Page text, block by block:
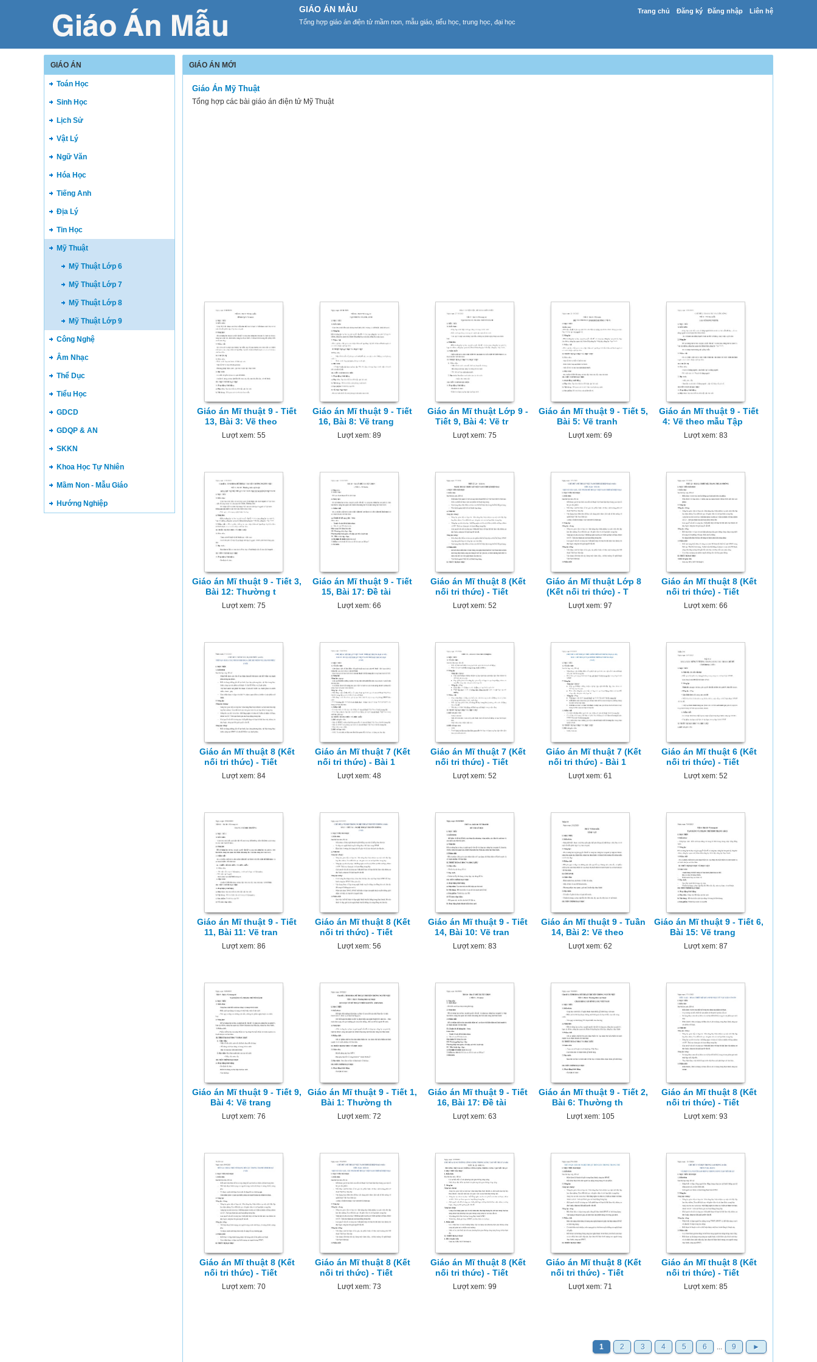
Trang chủ Đăng ký Đăng nhập Liên hệ
GIÁO ÁN MẪU
Tổng hợp giáo án điện tử mầm non, mẫu giáo, tiểu học, trung học, đại học
GIÁO ÁN
Toán Học
Sinh Học
Lịch Sử
Vật Lý
Ngữ Văn
Hóa Học
Tiếng Anh
Địa Lý
Tin Học
Mỹ Thuật
Mỹ Thuật Lớp 6
Mỹ Thuật Lớp 7
Mỹ Thuật Lớp 8
Mỹ Thuật Lớp 9
Công Nghệ
Âm Nhạc
Thể Dục
Tiểu Học
GDCD
GDQP & AN
SKKN
Khoa Học Tự Nhiên
Mầm Non - Mẫu Giáo
Hướng Nghiệp
GIÁO ÁN MỚI
Giáo Án Mỹ Thuật
Tổng hợp các bài giáo án điện tử Mỹ Thuật
Giáo án Mĩ thuật 9 - Tiết
13, Bài 3: Vẽ theo
Lượt xem: 55
Giáo án Mĩ thuật 9 - Tiết
16, Bài 8: Vẽ trang
Lượt xem: 89
Giáo án Mĩ thuật Lớp 9 -
Tiết 9, Bài 4: Vẽ tr
Lượt xem: 75
Giáo án Mĩ thuật 9 - Tiết 5,
Bài 5: Vẽ tranh
Lượt xem: 69
Giáo án Mĩ thuật 9 - Tiết
4: Vẽ theo mẫu Tập
Lượt xem: 83
Giáo án Mĩ thuật 9 - Tiết 3,
Bài 12: Thường t
Lượt xem: 75
Giáo án Mĩ thuật 9 - Tiết
15, Bài 17: Đề tài
Lượt xem: 66
Giáo án Mĩ thuật 8 (Kết
nối tri thức) - Tiết
Lượt xem: 52
Giáo án Mĩ thuật Lớp 8
(Kết nối tri thức) - T
Lượt xem: 97
Giáo án Mĩ thuật 8 (Kết
nối tri thức) - Tiết
Lượt xem: 66
Giáo án Mĩ thuật 8 (Kết
nối tri thức) - Tiết
Lượt xem: 84
Giáo án Mĩ thuật 7 (Kết
nối tri thức) - Bài 1
Lượt xem: 48
Giáo án Mĩ thuật 7 (Kết
nối tri thức) - Tiết
Lượt xem: 52
Giáo án Mĩ thuật 7 (Kết
nối tri thức) - Bài 1
Lượt xem: 61
Giáo án Mĩ thuật 6 (Kết
nối tri thức) - Tiết
Lượt xem: 52
Giáo án Mĩ thuật 9 - Tiết
11, Bài 11: Vẽ tran
Lượt xem: 86
Giáo án Mĩ thuật 8 (Kết
nối tri thức) - Tiết
Lượt xem: 56
Giáo án Mĩ thuật 9 - Tiết
14, Bài 10: Vẽ tran
Lượt xem: 83
Giáo án Mĩ thuật 9 - Tuần
14, Bài 2: Vẽ theo
Lượt xem: 62
Giáo án Mĩ thuật 9 - Tiết 6,
Bài 15: Vẽ trang
Lượt xem: 87
Giáo án Mĩ thuật 9 - Tiết 9,
Bài 4: Vẽ trang
Lượt xem: 76
Giáo án Mĩ thuật 9 - Tiết 1,
Bài 1: Thường th
Lượt xem: 72
Giáo án Mĩ thuật 9 - Tiết
16, Bài 17: Đề tài
Lượt xem: 63
Giáo án Mĩ thuật 9 - Tiết 2,
Bài 6: Thường th
Lượt xem: 105
Giáo án Mĩ thuật 8 (Kết
nối tri thức) - Tiết
Lượt xem: 93
Giáo án Mĩ thuật 8 (Kết
nối tri thức) - Tiết
Lượt xem: 70
Giáo án Mĩ thuật 8 (Kết
nối tri thức) - Tiết
Lượt xem: 73
Giáo án Mĩ thuật 8 (Kết
nối tri thức) - Tiết
Lượt xem: 99
Giáo án Mĩ thuật 8 (Kết
nối tri thức) - Tiết
Lượt xem: 71
Giáo án Mĩ thuật 8 (Kết
nối tri thức) - Tiết
Lượt xem: 85
1 2 3 4 5 6 ... 9 ►